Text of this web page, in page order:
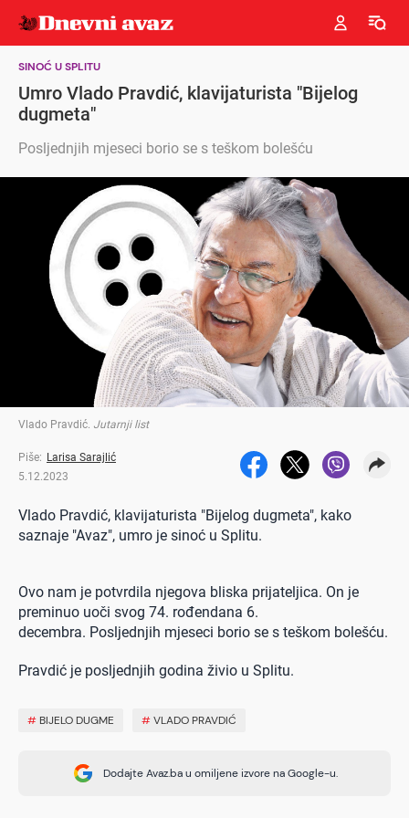
SINOĆ U SPLITU
Umro Vlado Pravdić, klavijaturista "Bijelog
dugmeta"
Posljednjih mjeseci borio se s teškom bolešću
Vlado Pravdić Jutarnji list
Piše: Larisa Sarajlić
5.12.2023
Vlado Pravdić, klavijaturista "Bijelog dugmeta", kako
saznaje "Avaz", umro je sinoć u Splitu.
Ovo nam je potvrdila njegova bliska prijateljica. On je
preminuo uoči svog 74. rođendana 6.
decembra. Posljednjih mjeseci borio se s teškom bolešću.
Pravdić je posljednjih godina živio u Splitu.
# BIJELO DUGME #VLADO PRAVDIĆ
Dodajte Avaz.ba u omiljene izvore na Google-u.